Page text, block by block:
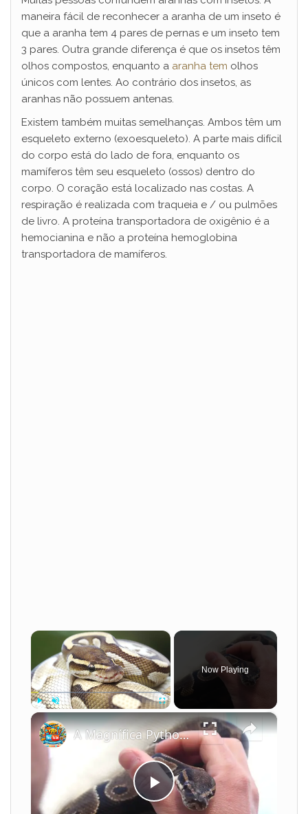
maneira fácil de reconhecer a aranha de um inseto é
que a aranha tem 4 pares de pernas e um inseto tem
3 pares. Outra grande diferença é que os insetos têm
olhos compostos, enquanto a aranha tem olhos
únicos com lentes. Ao contrário dos insetos, as
aranhas não possuem antenas.
Existem também muitas semelhanças. Ambos têm um
esqueleto externo (exoesqueleto). A parte mais difícil
do corpo está do lado de fora, enquanto os
mamíferos têm seu esqueleto (ossos) dentro do
corpo. O coração está localizado nas costas. A
respiração é realizada com traqueia e / ou pulmões
de livro. A proteína transportadora de oxigênio é a
hemocianina e não a proteína hemoglobina
transportadora de mamíferos.
×
Now Playing
×
P
A Magnífica Python Ball: Descubra Tudo Sobre Essa Serpente Fascinante!